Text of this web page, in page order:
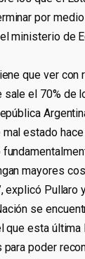
por
ministerio de
que ver con
sale el 70% de
estado
mayores
explicó Pullaro
se
que esta última
para poder